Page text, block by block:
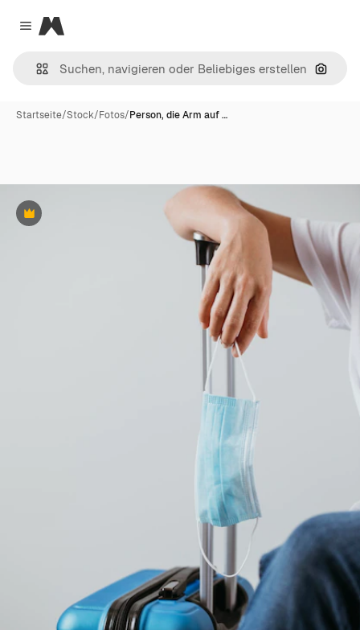
Close menu
Magnific
Nach
Startseite/Stock/Fotos/Person, die Arm auf …
Premium